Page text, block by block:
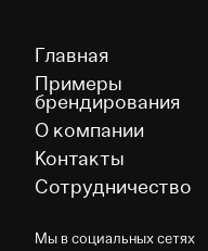
Главная
Примеры
брендирования
О компании
Контакты
Сотрудничество
Мы в социальных сетях